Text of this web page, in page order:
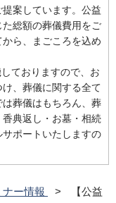
案しています。公益
総額の葬儀費用をご
ら、まごころを込め
ておりますので、お
、葬儀に関する全て
葬儀はもちろん、葬
典返し・お墓・相続
ポートいたしますの
ー情報
【公益